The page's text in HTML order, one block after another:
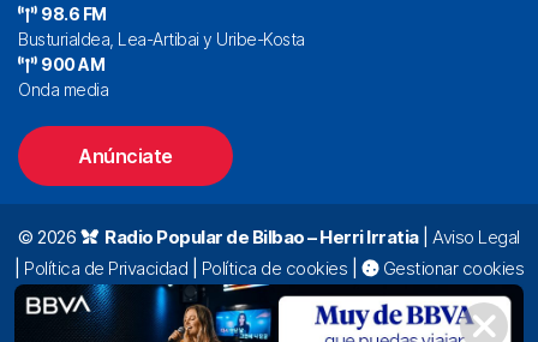
98.6 FM
Busturialdea, Lea-Artibai y Uribe-Kosta
900 AM
Onda media
Anúnciate
© 2026 Radio Popular de Bilbao – Herri Irratia| Aviso Legal
Política de Privacidad Política de cookies
Gestionar cookies
Alda. Mazarredo, 47 – 7º 48009 Bilbao |
94 423 92 00|
oyentes@radiopopular.com